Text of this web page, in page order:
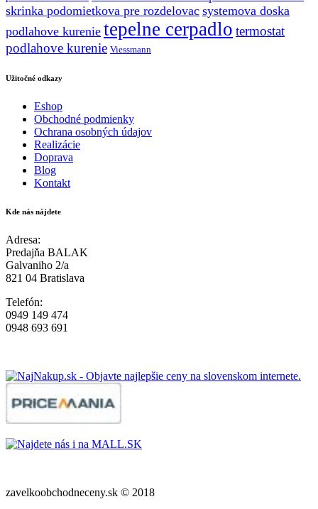
skrinka podomietkova pre rozdelovac systemova doska
podlahove kurenie tepelne cerpadlo termostat
podlahove kurenie Viessmann
Užitočné odkazy
Eshop
Obchodné podmienky
Ochrana osobných údajov
Realizácie
Doprava
Blog
Kontakt
Kde nás nájdete
Adresa:
Predajňa BALAK
Galvaniho 2/a
821 04 Bratislava
Telefón:
0949 149 474
0948 693 691
zavelkoobchodneceny.sk © 2018